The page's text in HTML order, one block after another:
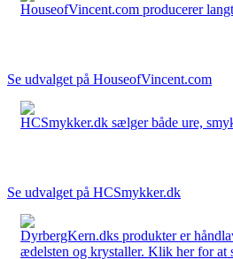
HouseofVincent.com producerer
Se udvalget på HouseofVincent.com
HCSmykker.dk sælger både ure,
Se udvalget på HCSmykker.dk
DyrbergKern.dks produkter er
ædelsten og krystaller. Klik her for at